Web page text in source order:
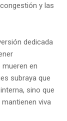
y las
dedicada
en
subraya que
sino que
viva